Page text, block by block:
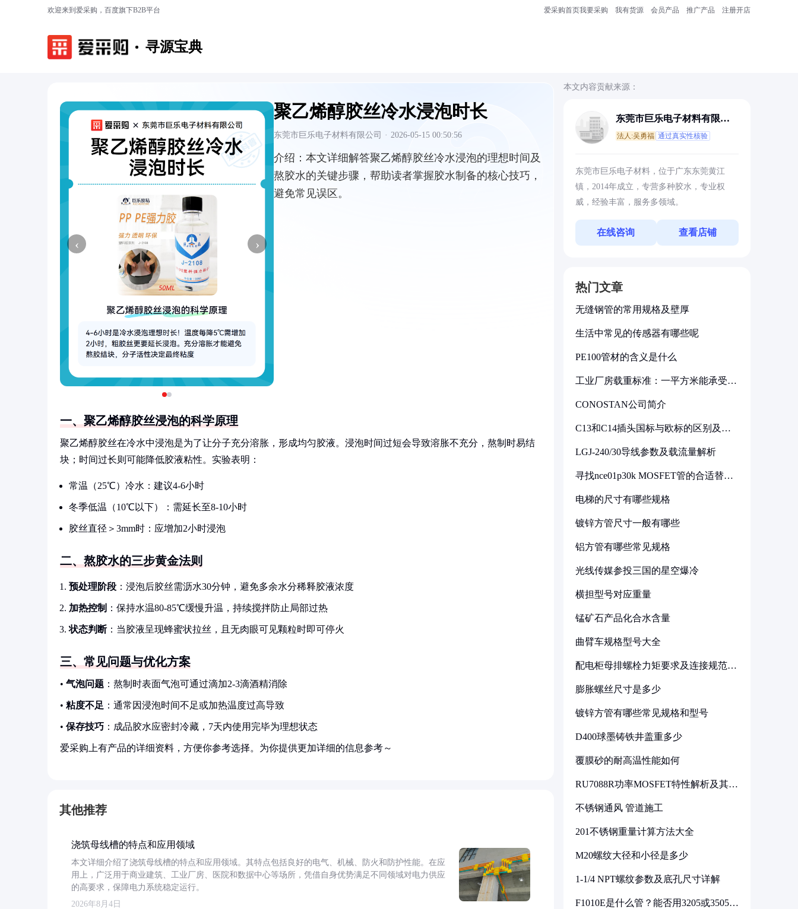
欢迎来到爱采购，百度旗下B2B平台 爱采购首页我要采购 我有货源 会员产品 推广产品 注册开店
寻源宝典
‹ ›
聚乙烯醇胶丝冷水浸泡时长
东莞市巨乐电子材料有限公司 · 2026-05-15 00:50:56
介绍： 本文详细解答聚乙烯醇胶丝冷水浸泡的理想时间及
熬胶水的关键步骤，帮助读者掌握胶水制备的核心技巧，
避免常见误区。
一、聚乙烯醇胶丝浸泡的科学原理
聚乙烯醇胶丝在冷水中浸泡是为了让分子充分溶胀，形成均匀胶液。浸泡时间过短会导致溶胀不充分，熬制时易结
块；时间过长则可能降低胶液粘性。实验表明：
常温（25℃）冷水：建议4-6小时
冬季低温（10℃以下）：需延长至8-10小时
胶丝直径＞3mm时：应增加2小时浸泡
二、熬胶水的三步黄金法则
预处理阶段 ：浸泡后胶丝需沥水30分钟，避免多余水分稀释胶液浓度
加热控制 ：保持水温80-85℃缓慢升温，持续搅拌防止局部过热
状态判断：当胶液呈现蜂蜜状拉丝，且无肉眼可见颗粒时即可停火
三、常见问题与优化方案
• 气泡问题 ：熬制时表面气泡可通过滴加2-3滴酒精消除
• 粘度不足 ：通常因浸泡时间不足或加热温度过高导致
• 保存技巧 ：成品胶水应密封冷藏，7天内使用完毕为理想状态
爱采购上有产品的详细资料，方便你参考选择。为你提供更加详细的信息参考～
其他推荐
浇筑母线槽的特点和应用领域
本文详细介绍了浇筑母线槽的特点和应用领域。其特点包括良好的电气、机械、防火和防护性能。在应
用上，广泛用于商业建筑、工业厂房、医院和数据中心等场所，凭借自身优势满足不同领域对电力供应
的高要求，保障电力系统稳定运行。
2026年8月4日
本文内容贡献来源：
东莞市巨乐电子材料有限公
法人:吴勇福 通过真实性核验
东莞市巨乐电子材料，位于广东东莞黄江
镇，2014年成立，专营多种胶水，专业权
威，经验丰富，服务多领域。
在线咨询 查看店铺
热门文章
无缝钢管的常用规格及壁厚
生活中常见的传感器有哪些呢
PE100管材的含义是什么
工业厂房载重标准：一平方米能承受多
CONOSTAN公司简介
C13和C14插头国标与欧标的区别及其
LGJ-240/30导线参数及载流量解析
寻找nce01p30k MOSFET管的合适替代
电梯的尺寸有哪些规格
镀锌方管尺寸一般有哪些
铝方管有哪些常见规格
光线传媒参投三国的星空爆冷
横担型号对应重量
锰矿石产品化合水含量
曲臂车规格型号大全
配电柜母排螺栓力矩要求及连接规范详
膨胀螺丝尺寸是多少
镀锌方管有哪些常见规格和型号
D400球墨铸铁井盖重多少
覆膜砂的耐高温性能如何
RU7088R功率MOSFET特性解析及其在
不锈钢通风 管道施工
201不锈钢重量计算方法大全
M20螺纹大径和小径是多少
1-1/4 NPT螺纹参数及底孔尺寸详解
F1010E是什么管？能否用3205或3505代